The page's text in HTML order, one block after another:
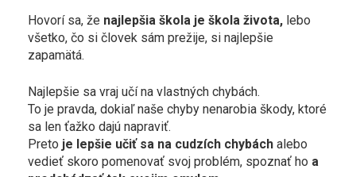
Hovorí sa, že najlepšia škola je škola života, lebo
všetko, čo si človek sám prežije, si najlepšie
zapamätá.
Najlepšie sa vraj učí na vlastných chybách.
To je pravda, dokiaľ naše chyby nenarobia škody, ktoré
sa len ťažko dajú napraviť.
Preto je lepšie učiť sa na cudzích chybách alebo
vedieť skoro pomenovať svoj problém, spoznať ho a